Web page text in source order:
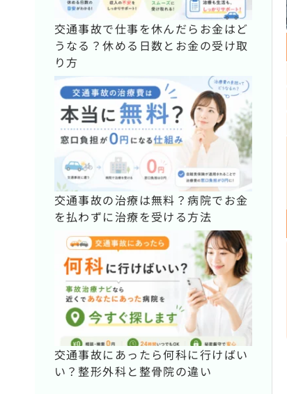
交通事故で仕事を休んだらお金はど
うなる？休める日数とお金の受け取
り方
交通事故の治療は無料？病院でお金
を払わずに治療を受ける方法
交通事故にあったら何科に行けばい
い？整形外科と整骨院の違い